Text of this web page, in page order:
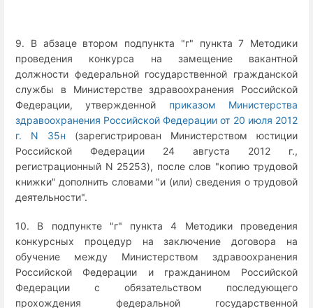
9. В абзаце втором подпункта "г" пункта 7 Методики
проведения конкурса на замещение вакантной
должности федеральной государственной гражданской
службы в Министерстве здравоохранения Российской
Федерации, утвержденной приказом Министерства
здравоохранения Российской Федерации от 20 июля 2012
г. N 35н (зарегистрирован Министерством юстиции
Российской Федерации 24 августа 2012 г.,
регистрационный N 25253), после слов "копию трудовой
книжки" дополнить словами "и (или) сведения о трудовой
деятельности".
10. В подпункте "г" пункта 4 Методики проведения
конкурсных процедур на заключение договора на
обучение между Министерством здравоохранения
Российской Федерации и гражданином Российской
Федерации с обязательством последующего
прохождения федеральной государственной